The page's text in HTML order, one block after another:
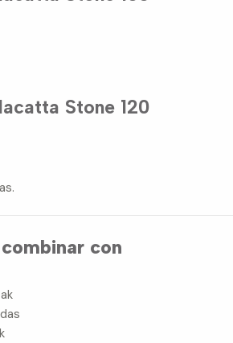
Stone 120
con